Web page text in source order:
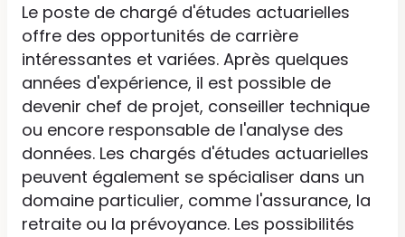
Le poste de chargé d'études actuarielles
offre des opportunités de carrière
intéressantes et variées. Après quelques
années d'expérience, il est possible de
devenir chef de projet, conseiller technique
ou encore responsable de l'analyse des
données. Les chargés d'études actuarielles
peuvent également se spécialiser dans un
domaine particulier, comme l'assurance, la
retraite ou la prévoyance. Les possibilités